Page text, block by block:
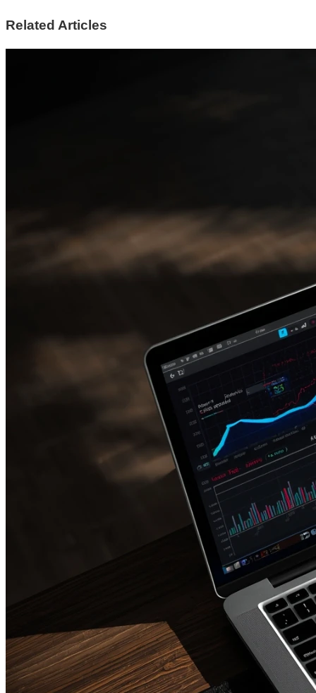
Related Articles